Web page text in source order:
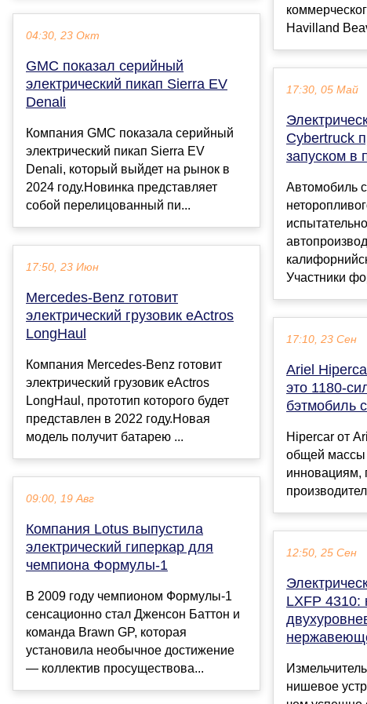
04:30, 23 Окт
GMC показал серийный
электрический пикап Sierra EV
Denali
Компания GMC показала серийный
электрический пикап Sierra EV
Denali, который выйдет на рынок в
2024 году.Новинка представляет
собой перелицованный пи...
17:50, 23 Июн
Mercedes-Benz готовит
электрический грузовик eActros
LongHaul
Компания Mercedes-Benz готовит
электрический грузовик eActros
LongHaul, прототип которого будет
представлен в 2022 году.Новая
модель получит батарею ...
09:00, 19 Авг
Компания Lotus выпустила
электрический гиперкар для
чемпиона Формулы-1
В 2009 году чемпионом Формулы-1
сенсационно стал Дженсон Баттон и
команда Brawn GP, которая
установила необычное достижение
— коллектив просуществова...
Havilland
17:30, 05 Май
Cybertruck
запуском в
Автомобиль
Участники
17:10, 23 Сен
Ariel
это 1180-
бэтмобиль
Hipercar от
общей массы
12:50, 25 Сен
LXFP 4310:
нишевое